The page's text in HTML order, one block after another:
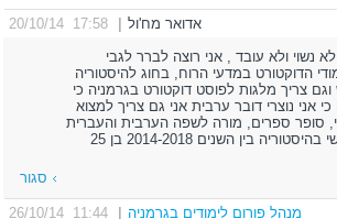
אדואר מח'ול
17:58 20/10/14
שלום רב, אני הסטודנט אדואר מח'ול לתואר ד"ר בהיסטוריה ואני בן 25 לא נשוי ולא עובד , אני רוצה לברר לגבי
הדוקטורט במדעי הרוח, בחוג להיסטוריה
צריך מלגות לפוסט דוקטורט בגרמניה כי
אני נוצרי דובר ערבית אני גם צריך למצוא
סופר ספרים, מורה לשפה הערבית והעברית
השנים 2014-2018 בן 25
סגור
מנהל פורום לימודים בגרמניה
11:44 26/10/14